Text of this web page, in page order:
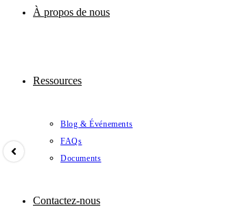
À propos de nous
Ressources
Blog & Événements
FAQs
Documents
Contactez-nous